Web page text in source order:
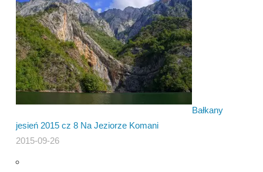
Bałkany
jesień 2015 cz 8 Na Jeziorze Komani
2015-09-26